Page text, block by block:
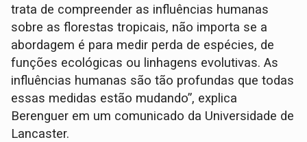
trata de compreender as influências humanas
sobre as florestas tropicais, não importa se a
abordagem é para medir perda de espécies, de
funções ecológicas ou linhagens evolutivas. As
influências humanas são tão profundas que todas
essas medidas estão mudando”, explica
Berenguer em um comunicado da Universidade de
Lancaster.